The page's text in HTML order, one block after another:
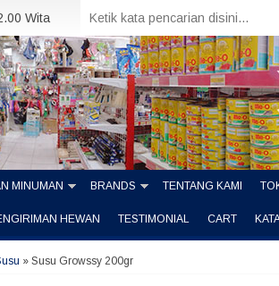
Wita
MINUMAN BRANDS TENTANG KAMI
HEWAN TESTIMONIAL CART
» Susu Growssy 200gr